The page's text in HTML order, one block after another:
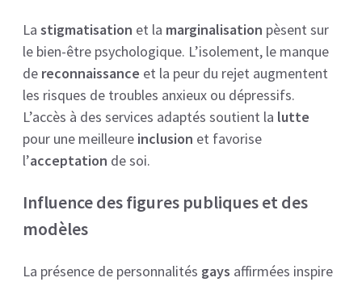
La stigmatisation et la marginalisation pèsent sur
le bien-être psychologique. L’isolement, le manque
de reconnaissance et la peur du rejet augmentent
les risques de troubles anxieux ou dépressifs.
L’accès à des services adaptés soutient la lutte
pour une meilleure inclusion et favorise
l’acceptation de soi.
Influence des figures publiques et des
modèles
La présence de personnalités gays affirmées inspire